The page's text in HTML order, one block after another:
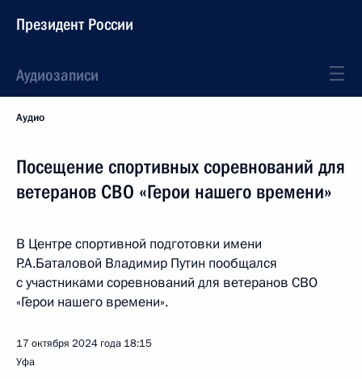
Президент России
Аудиозаписи
Аудио
Посещение спортивных соревнований для
ветеранов СВО «Герои нашего времени»
В Центре спортивной подготовки имени
Р.А.Баталовой Владимир Путин пообщался
с участниками соревнований для ветеранов СВО
«Герои нашего времени».
17 октября 2024 года 18:15
Уфа